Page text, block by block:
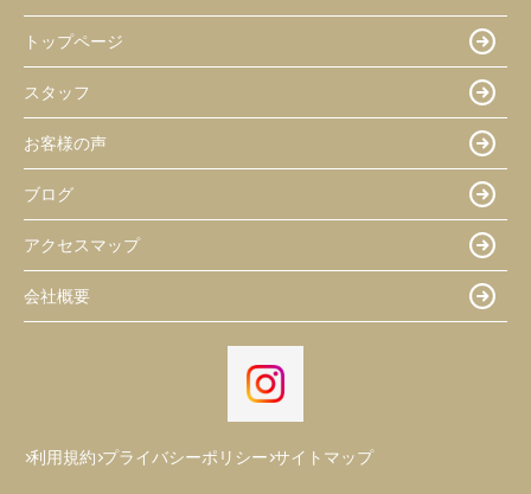
トップページ
スタッフ
お客様の声
ブログ
アクセスマップ
会社概要
利用規約 プライバシーポリシー サイトマップ